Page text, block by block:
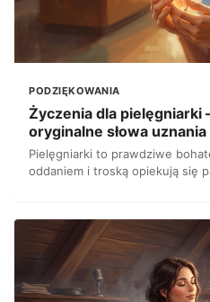
PODZIĘKOWANIA
Życzenia dla
oryginalne słowa uznania
Pielęgniarki to prawdziwe
oddaniem i troską opiekują się